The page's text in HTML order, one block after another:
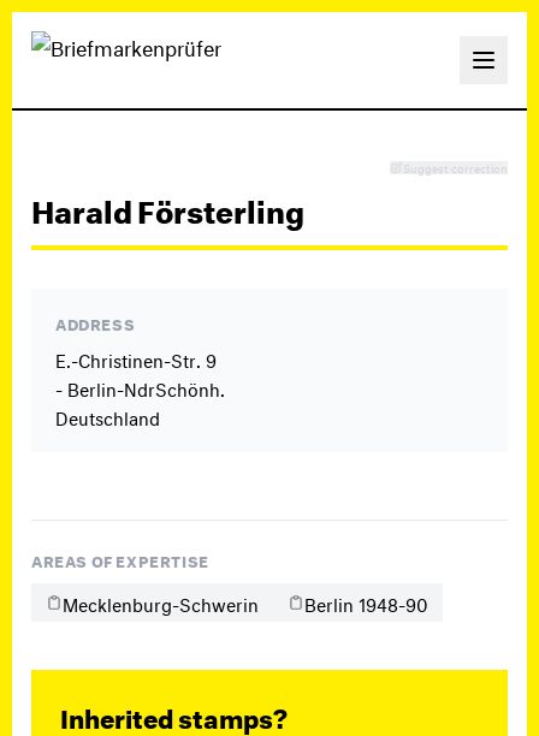
Suggest correction
Harald Försterling
ADDRESS
E.-Christinen-Str. 9
- Berlin-NdrSchönh.
Deutschland
AREAS OF EXPERTISE
Mecklenburg-Schwerin Berlin 1948-90
Inherited stamps?